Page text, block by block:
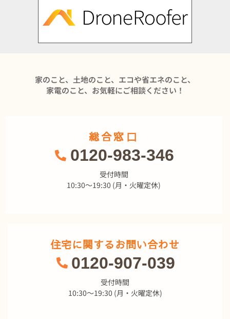
家のこと、土地のこと、エコや省エネのこと、
家電のこと、お気軽にご相談ください！
総合窓口
0120-983-346
受付時間
10:30～19:30 (月・火曜定休)
住宅に関するお問い合わせ
0120-907-039
受付時間
10:30～19:30 (月・火曜定休)